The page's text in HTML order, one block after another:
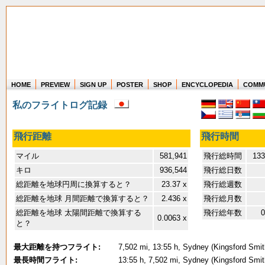
Where in the world have you flown?
How long have you been in the air?
Create your own FlightMemory and see!
HOME PREVIEW SIGN UP POSTER SHOP ENCYCLOPEDIA
私のフライトログ記録
飛行距離 飛行時間
マイル
581,941
キロ
936,544
総距離を地球円周に換算すると？
23.37 x
総距離を地球 月間距離で換算すると？
2.436 x
総距離を地球 太陽間距離で換算する
と？
0.0063 x
飛行総時間
飛行総日数
飛行総週数
飛行総月数
飛行総年数
最大距離を持つフライト:
7,502 mi, 13:55 h, Sydney (Kingsford
最長時間フライト:
13:55 h, 7,502 mi, Sydney (Kingsford